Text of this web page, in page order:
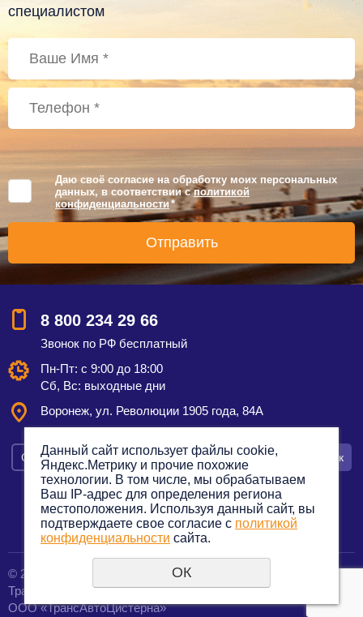
специалистом
Даю своё согласие на обработку моих персональных
данных, в соответствии сполитикой
конфиденциальности *
8 800 234 29 66
Звонок по РФ бесплатный
Пн-Пт: с 9:00 до 18:00
Сб, Вс: выходные дни
Воронеж, ул. Революции 1905 года, 84А
Смотреть на карте Оставить заявку Заказать звонок
Политика конфиденциальности
© 2012—2023. Все права защищены.
Транспортная компания по грузоперевозкам
ООО «ТрансАвтоЦистерна»
Данный сайт использует файлы cookie,
Яндекс.Метрику и прочие похожие
технологии. В том числе, мы обрабатываем
Ваш IP-адрес для определения региона
местоположения. Используя данный сайт, вы
подтверждаете свое согласие с политикой
конфиденциальности сайта.
ОК